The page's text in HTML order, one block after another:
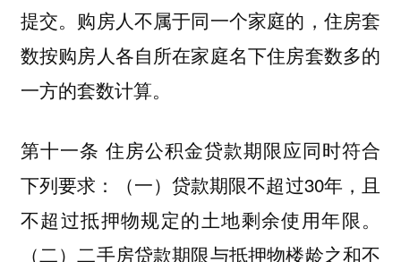
提交。购房人不属于同一个家庭的，住房套
数按购房人各自所在家庭名下住房套数多的
一方的套数计算。
第十一条 住房公积金贷款期限应同时符合
下列要求：（一）贷款期限不超过30年，且
不超过抵押物规定的土地剩余使用年限。
（二）二手房贷款期限与抵押物楼龄之和不